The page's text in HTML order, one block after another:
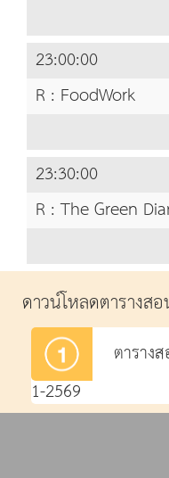
23:00:00
R : FoodWork
23:30:00
R : The Green
ดาวน์โหลดตารางส
ตาราง
1-2569